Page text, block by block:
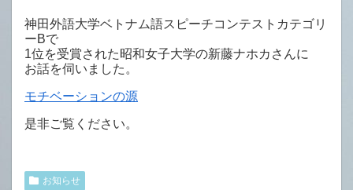
神田外語大学ベトナム語スピーチコンテストカテゴリ
ーBで
1位を受賞された昭和女子大学の新藤ナホカさんに
お話を伺いました。
モチベーションの源
是非ご覧ください。
お知らせ